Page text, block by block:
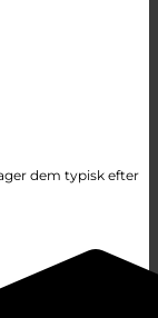
dem typisk efter